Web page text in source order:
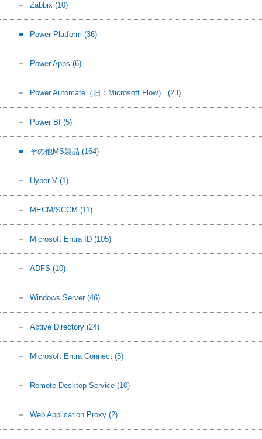
Zabbix (10)
Power Platform (36)
Power Apps (6)
Power Automate（旧：Microsoft Flow） (23)
Power BI (5)
その他MS製品 (164)
Hyper-V (1)
MECM/SCCM (11)
Microsoft Entra ID (105)
ADFS (10)
Windows Server (46)
Active Directory (24)
Microsoft Entra Connect (5)
Remote Desktop Service (10)
Web Application Proxy (2)